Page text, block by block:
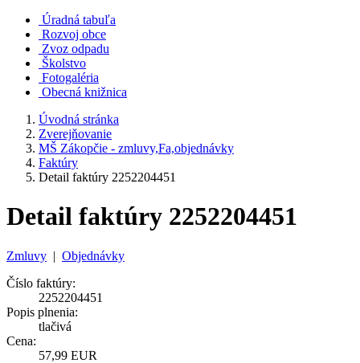
Úradná tabuľa
Rozvoj obce
Zvoz odpadu
Školstvo
Fotogaléria
Obecná knižnica
Úvodná stránka
Zverejňovanie
MŠ Zákopčie - zmluvy,Fa,objednávky
Faktúry
Detail faktúry 2252204451
Detail faktúry 2252204451
Zmluvy | Objednávky
Číslo faktúry:
2252204451
Popis plnenia:
tlačivá
Cena:
57,99 EUR